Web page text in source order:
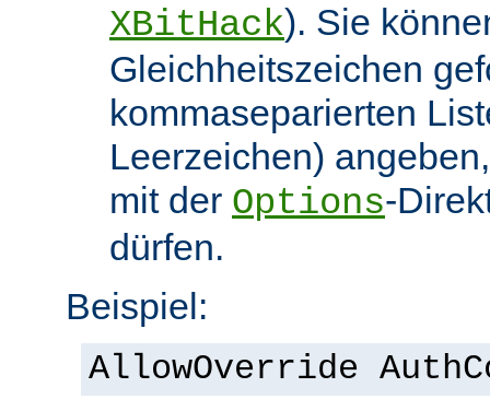
XBitHack). Sie
Gleichheitszeichen
kommaseparierten
Leerzeichen)
mit der Options-
dürfen.
Beispiel:
AllowOverride